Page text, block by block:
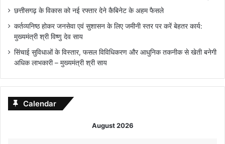
छत्तीसगढ़ के विकास को नई रफ्तार देने कैबिनेट के अहम फैसले
कर्तव्यनिष्ठ होकर जनसेवा एवं सुशासन के लिए जमीनी स्तर पर करें बेहतर कार्य:
मुख्यमंत्री श्री विष्णु देव साय
सिंचाई सुविधाओं के विस्तार, फसल विविधिकरण और आधुनिक तकनीक से खेती बनेगी
अधिक लाभकारी – मुख्यमंत्री श्री साय
Calendar
August 2026